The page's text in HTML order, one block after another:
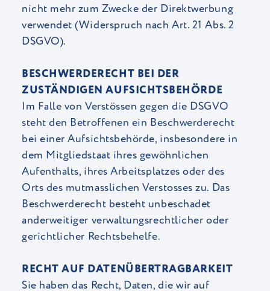
nicht mehr zum Zwecke der Direktwerbung
verwendet (Widerspruch nach Art. 21 Abs. 2
DSGVO).
BESCHWERDERECHT BEI DER
ZUSTÄNDIGEN AUFSICHTSBEHÖRDE
Im Falle von Verstössen gegen die DSGVO
steht den Betroffenen ein Beschwerderecht
bei einer Aufsichtsbehörde, insbesondere in
dem Mitgliedstaat ihres gewöhnlichen
Aufenthalts, ihres Arbeitsplatzes oder des
Orts des mutmasslichen Verstosses zu. Das
Beschwerderecht besteht unbeschadet
anderweitiger verwaltungsrechtlicher oder
gerichtlicher Rechtsbehelfe.
RECHT AUF DATENÜBERTRAGBARKEIT
Sie haben das Recht, Daten, die wir auf